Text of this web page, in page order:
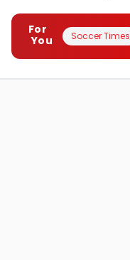
For
You
Soccer Times